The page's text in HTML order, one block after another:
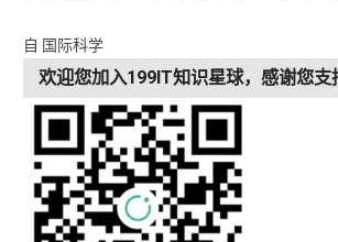
自 国际科学
欢迎您加入199IT知识星球，感谢您支